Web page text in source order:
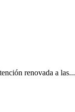
renovada a las...